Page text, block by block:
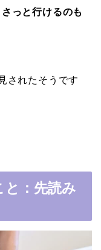
っと行けるのも
されたそうです
：先読み